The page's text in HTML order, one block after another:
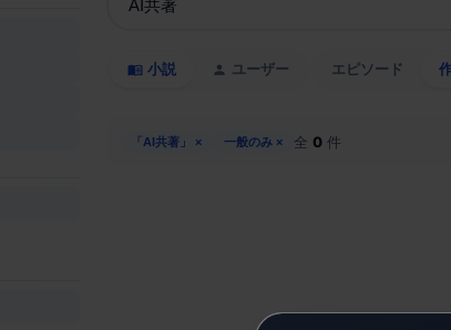
小説 ユーザー エピソード
「AI共著」 × 一般のみ × 全 0 件